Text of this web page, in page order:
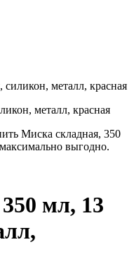
металл, красная
Миска складная, 350
выгодно.
мл, 13